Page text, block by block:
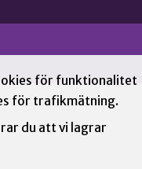
för funktionalitet
för trafikmätning.
du att vi lagrar